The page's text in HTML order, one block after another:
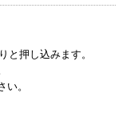
と押し込みます。
。